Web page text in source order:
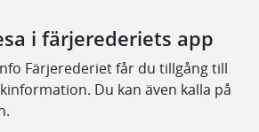
i färjerederiets app
Färjerederiet får du tillgång till
Du kan även kalla på